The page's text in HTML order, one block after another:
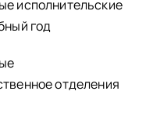
исполнительские
год
отделения